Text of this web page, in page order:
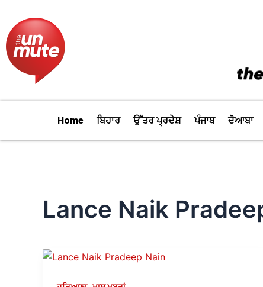
content
Home ਬਿਹਾਰ ਉੱਤਰ ਪ੍ਰਦੇਸ਼ ਪੰਜਾਬ ਦੋਆਬਾ
Lance Naik